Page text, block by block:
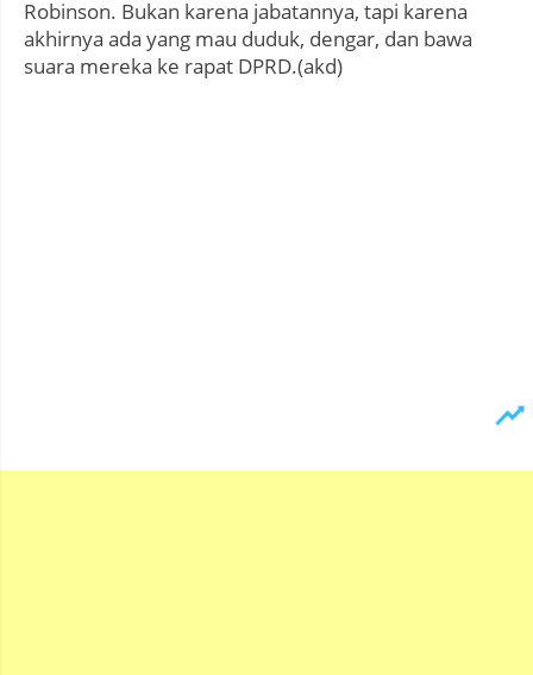
Robinson. Bukan karena jabatannya, tapi karena
akhirnya ada yang mau duduk, dengar, dan bawa
suara mereka ke rapat DPRD.(akd)